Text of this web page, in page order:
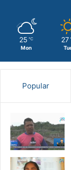
25 ℃
Mon
27
Popular